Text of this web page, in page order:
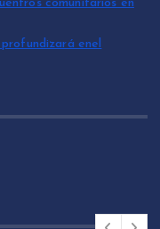
comunitarios en
enel